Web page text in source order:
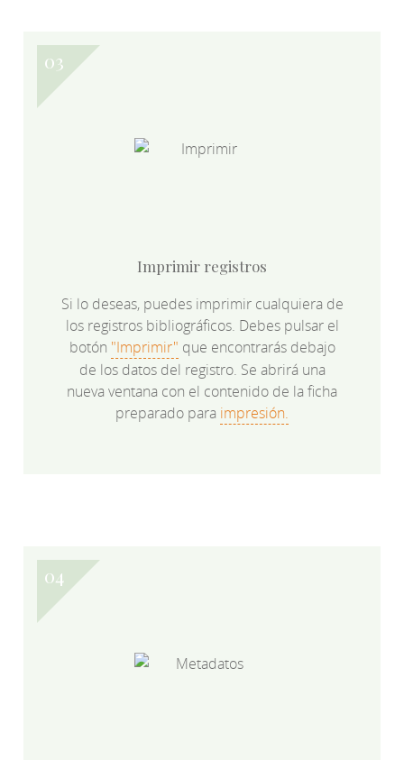
Imprimir registros
Si lo deseas, puedes imprimir cualquiera de
los registros bibliográficos. Debes pulsar el
botón "Imprimir" que encontrarás debajo
de los datos del registro. Se abrirá una
nueva ventana con el contenido de la ficha
preparado para impresión.